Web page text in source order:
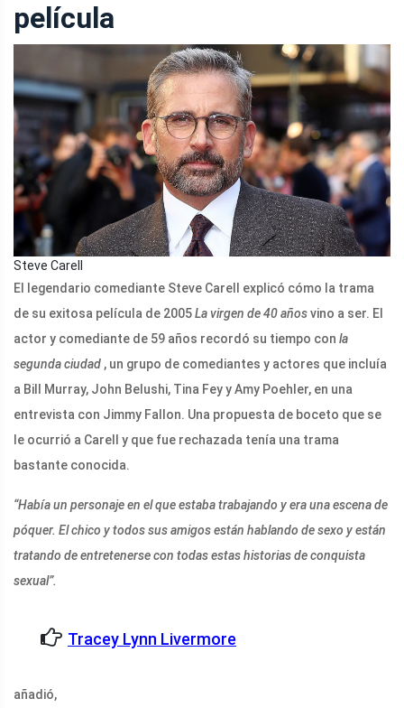
película
Steve Carell
El legendario comediante Steve Carell explicó cómo la trama
de su exitosa película de 2005La virgen de 40 añosvino a ser. El
actor y comediante de 59 años recordó su tiempo con la
segunda ciudad , un grupo de comediantes y actores que incluía
a Bill Murray, John Belushi, Tina Fey y Amy Poehler, en una
entrevista con Jimmy Fallon. Una propuesta de boceto que se
le ocurrió a Carell y que fue rechazada tenía una trama
bastante conocida.
“Había un personaje en el que estaba trabajando y era una escena de
póquer. El chico y todos sus amigos están hablando de sexo y están
tratando de entretenerse con todas estas historias de conquista
sexual”.
Tracey Lynn Livermore
añadió,